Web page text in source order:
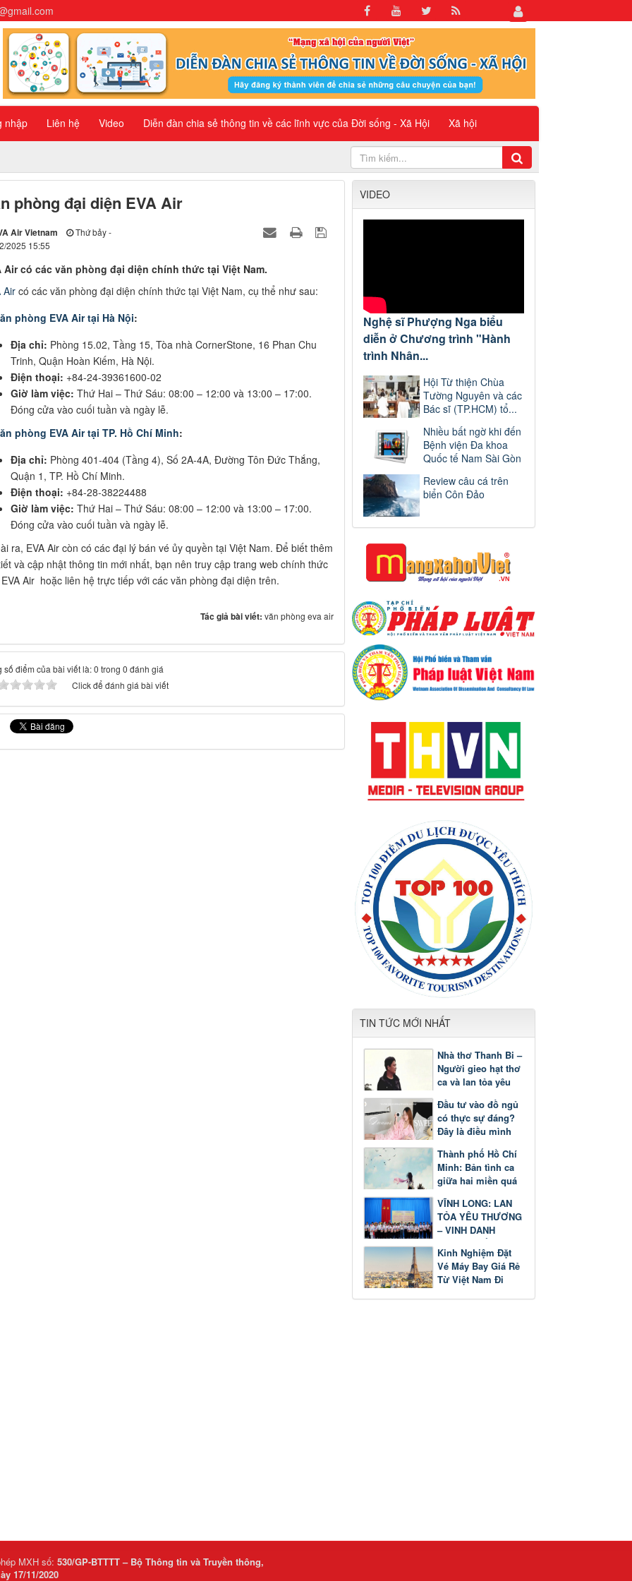
nhập Liên hệ Video Diễn đàn chia sẻ thông tin về các lĩnh vực của Đời sống - Xã Hội Xã hội
phòng đại diện EVA Air
Air Vietnam
Thứ bảy -
2025 15:55
Air có các văn phòng đại diện chính thức tại Việt Nam.
Air có các văn phòng đại diện chính thức tại Việt Nam, cụ thể như sau:
phòng EVA Air tại Hà Nội:
Địa chỉ: Phòng 15.02, Tầng 15, Tòa nhà CornerStone, 16 Phan Chu
Trinh, Quận Hoàn Kiếm, Hà Nội.
Điện thoại: +84-24-39361600-02
Giờ làm việc: Thứ Hai – Thứ Sáu: 08:00 – 12:00 và 13:00 – 17:00.
Đóng cửa vào cuối tuần và ngày lễ.
phòng EVA Air tại TP. Hồ Chí Minh:
Địa chỉ: Phòng 401-404 (Tầng 4), Số 2A-4A, Đường Tôn Đức Thắng,
Quận 1, TP. Hồ Chí Minh.
Điện thoại: +84-28-38224488
Giờ làm việc: Thứ Hai – Thứ Sáu: 08:00 – 12:00 và 13:00 – 17:00.
Đóng cửa vào cuối tuần và ngày lễ.
ra, EVA Air còn có các đại lý bán vé ủy quyền tại Việt Nam. Để biết thêm
và cập nhật thông tin mới nhất, bạn nên truy cập trang web chính thức
Air hoặc liên hệ trực tiếp với các văn phòng đại diện trên.
Tác giả bài viết: văn phòng eva air
số điểm của bài viết là: 0 trong 0 đánh giá
Click để đánh giá bài viết
VIDEO
Nghệ sĩ Phượng Nga biểu
diễn ở Chương trình "Hành
trình Nhân...
Hội Từ thiện Chùa
Tường Nguyên và các
Bác sĩ (TP.HCM) tổ...
Nhiều bất ngờ khi đến
Bệnh viện Đa khoa
Quốc tế Nam Sài Gòn
Review câu cá trên
biển Côn Đảo
TIN TỨC MỚI NHẤT
Nhà thơ Thanh Bi –
Người gieo hạt thơ
ca và lan tỏa yêu
Đầu tư vào đồ ngủ
có thực sự đáng?
Đây là điều mình
thời gian
Thành phố Hồ Chí
Minh: Bản tình ca
giữa hai miền quá
VĨNH LONG: LAN
TỎA YÊU THƯƠNG
– VINH DANH
GƯƠNG SÁNG
HỌC TẬP
Kinh Nghiệm Đặt
Vé Máy Bay Giá Rẻ
Từ Việt Nam Đi
MXH số: 530/GP-BTTTT – Bộ Thông tin và Truyền thông,
17/11/2020